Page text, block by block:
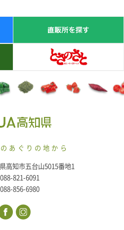
あぐりの地から
高知市五台山5015番地1
821-6091
088-856-6980